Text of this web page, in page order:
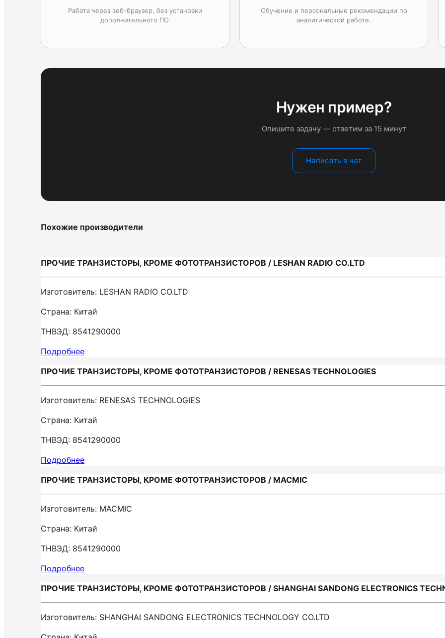
Работа через веб-браузер, без установки
дополнительного ПО.
Обучение и персональные рекомендации по
аналитической работе.
Нужен пример?
Опишите задачу — ответим за 15 минут
Написать в чат
Похожие производители
ПРОЧИЕ ТРАНЗИСТОРЫ, КРОМЕ ФОТОТРАНЗИСТОРОВ / LESHAN RADIO CO.LTD
Изготовитель: LESHAN RADIO CO.LTD
Страна: Китай
ТНВЭД: 8541290000
Подробнее
ПРОЧИЕ ТРАНЗИСТОРЫ, КРОМЕ ФОТОТРАНЗИСТОРОВ / RENESAS TECHNOLOGIES
Изготовитель: RENESAS TECHNOLOGIES
Страна: Китай
ТНВЭД: 8541290000
Подробнее
ПРОЧИЕ ТРАНЗИСТОРЫ, КРОМЕ ФОТОТРАНЗИСТОРОВ / MACMIC
Изготовитель: MACMIC
Страна: Китай
ТНВЭД: 8541290000
Подробнее
ПРОЧИЕ ТРАНЗИСТОРЫ, КРОМЕ ФОТОТРАНЗИСТОРОВ / SHANGHAI SANDONG ELECTRONICS
Изготовитель: SHANGHAI SANDONG ELECTRONICS TECHNOLOGY CO.LTD